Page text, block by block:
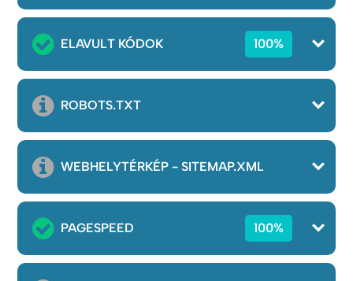
ELAVULT KÓDOK 100%
ROBOTS.TXT
WEBHELYTÉRKÉP - SITEMAP.XML
PAGESPEED 100%